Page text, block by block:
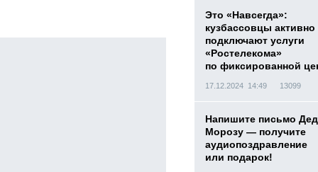
Это «Навсегда»:
кузбассовцы активно
подключают услуги
«Ростелекома»
по фиксированной
17.12.2024 14:49 13099
Напишите письмо
Морозу — получите
аудиопоздравление
или подарок!